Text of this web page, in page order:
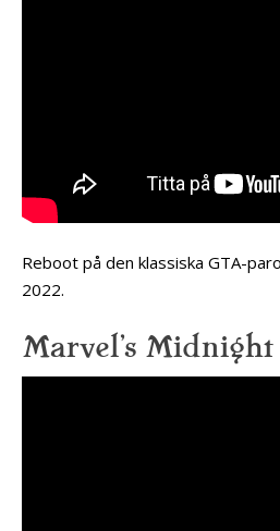
Reboot på den klassiska GTA-
2022.
Marvel’s Midnight